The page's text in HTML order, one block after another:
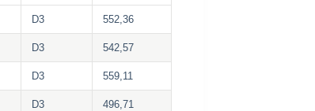
D3 552,36
D3 542,57
D3 559,11
D3 496,71